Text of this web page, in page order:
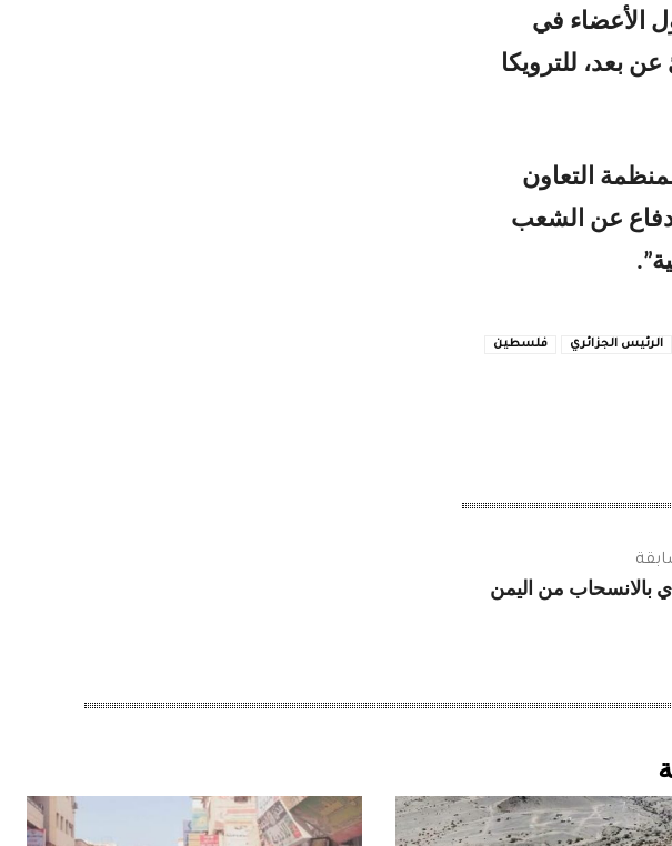
الأعضاء في
بعد، للترويكا
التعاون
عن الشعب
الرئيس الجزائري فلسطين
بالانسحاب من اليمن